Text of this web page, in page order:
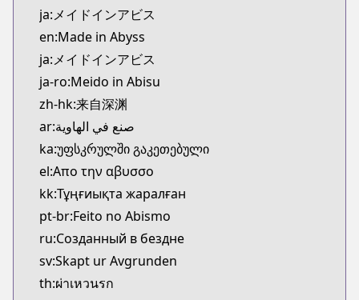
Kitsu
Kitsu
https://kitsu.app/manga/38449
CDJapan
CDJapan
https://www.anime-planet.com/manga/https://
MangaUpdates
MangaUpdates
https://www.mangaupdates.com/
Book☆Walker
Book☆Walker
https://bookwalker.jp/series/17273
Official English
Official English
https://sevenseasentertainment.com/series/
ja:メイドインアビス
en:Made in Abyss
ja:メイドインアビス
ja-ro:Meido in Abisu
zh-hk:来自深渊
ar:صنع في الهاوية
ka:უფსკრულში გაკეთებული
el:Απο την αβυσσο
kk:Тұңғиықта жаралған
pt-br:Feito no Abismo
ru:Созданный в бездне
sv:Skapt ur Avgrunden
th:ผ่าเหวนรก